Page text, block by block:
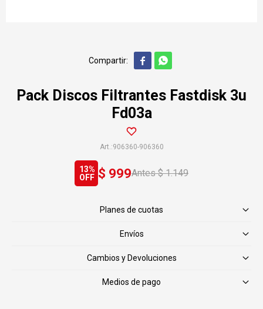
 
Pack Discos Filtrantes Fastdisk 3u
Fd03a
906360-906360
$ 999 $ 1.149
13
Planes de cuotas
Envíos
Cambios y Devoluciones
Medios de pago